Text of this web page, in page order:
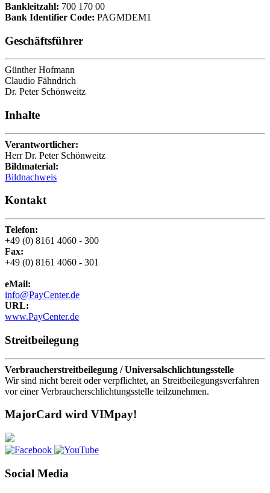
Bankleitzahl: 700 170 00
Bank Identifier Code: PAGMDEM1
Geschäftsführer
Günther Hofmann
Claudio Fähndrich
Dr. Peter Schönweitz
Inhalte
Verantwortlicher:
Herr Dr. Peter Schönweitz
Bildmaterial:
Bildnachweis
Kontakt
Telefon:
+49 (0) 8161 4060 - 300
Fax:
+49 (0) 8161 4060 - 301
eMail:
info@PayCenter.de
URL:
www.PayCenter.de
Streitbeilegung
Verbraucherstreitbeilegung / Universalschlichtungsstelle
Wir sind nicht bereit oder verpflichtet, an Streitbeilegungsverfahren
vor einer Verbraucherschlichtungsstelle teilzunehmen.
MajorCard wird VIMpay!
Social Media